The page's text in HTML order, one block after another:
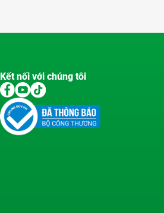
Kết nối với chúng tôi